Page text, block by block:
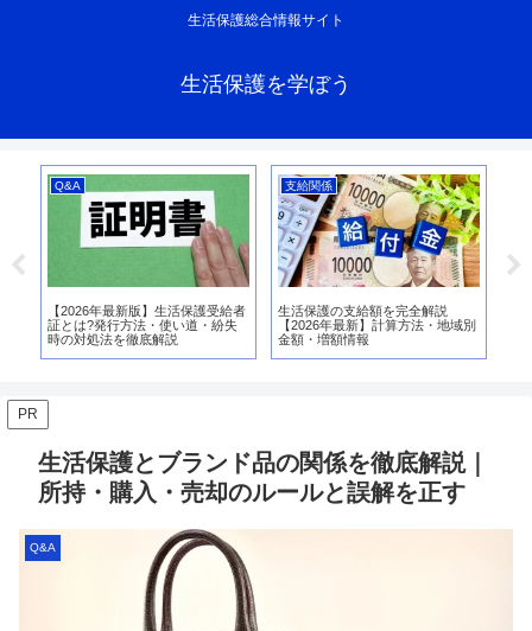
生活保護総合情報サイト
生活保護を学ぼう
Q&A
【2026年最新版】生活保護受給者
証とは?発行方法・使い道・紛失
時の対処法を徹底解説
支給関係
生活保護の支給額を完全解説
【2026年最新】計算方法・地域別
金額・増額情報
PR
生活保護とブランド品の関係を徹底解説｜
所持・購入・売却のルールと誤解を正す
Q&A